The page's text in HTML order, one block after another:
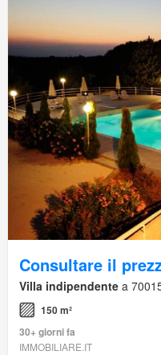
Consultare il
Villa indipendente a
150 m²
30+ giorni fa
IMMOBILIARE.IT